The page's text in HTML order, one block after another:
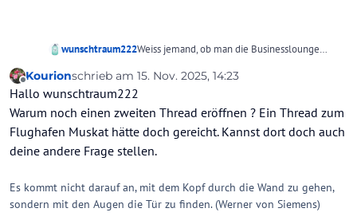
wunschtraum222Weiss jemand, ob man die Businesslounge
wenn man Business mit Oman Air geflogen ist
und auf einen Anschlussflug warten muss. Im
Internet finde ich nur bezahlbare Angebote.
Besten Dank für Info.
Offline
Kourionschrieb am 15. Nov. 2025, 14:23
zuletzt editiert von Kourion
Hallo wunschtraum222
Warum noch einen zweiten Thread eröffnen ? Ein Thread zum
Flughafen Muskat hätte doch gereicht. Kannst dort doch auch
deine andere Frage stellen.
Es kommt nicht darauf an, mit dem Kopf durch die Wand zu gehen,
sondern mit den Augen die Tür zu finden. (Werner von Siemens)